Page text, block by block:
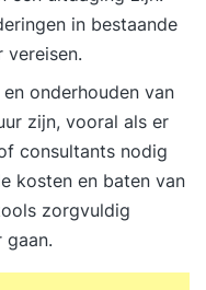
in bestaande
vereisen.
onderhouden van
zijn, vooral als er
consultants nodig
kosten en baten van
zorgvuldig